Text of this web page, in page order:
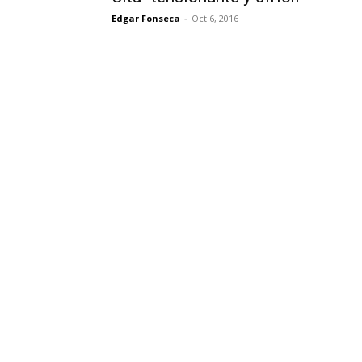
Edgar Fonseca - Oct 6, 2016